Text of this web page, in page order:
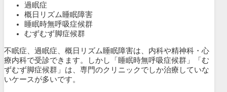
過眠症
概日リズム睡眠障害
睡眠時無呼吸症候群
むずむず脚症候群
不眠症、過眠症、概日リズム睡眠障害は、内科や精神科・心
療内科で受診できます。しかし「睡眠時無呼吸症候群」「む
ずむず脚症候群」は、専門のクリニックでしか治療していな
いケースが多いです。